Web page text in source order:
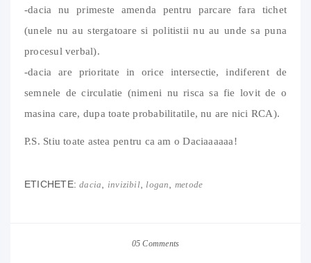
-dacia nu primeste amenda pentru parcare fara tichet
(unele nu au stergatoare si politistii nu au unde sa puna
procesul verbal).
-dacia are prioritate in orice intersectie, indiferent de
semnele de circulatie (nimeni nu risca sa fie lovit de o
masina care, dupa toate probabilitatile, nu are nici RCA).
P.S. Stiu toate astea pentru ca am o Daciaaaaaa!
ETICHETE:dacia invizibil, logan metode
05 Comments